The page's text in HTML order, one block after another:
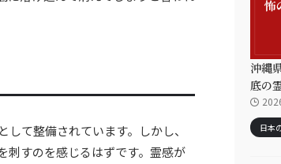
て整備されています。しかし、
刺すのを感じるはずです。霊感が
沖縄
底の
日本